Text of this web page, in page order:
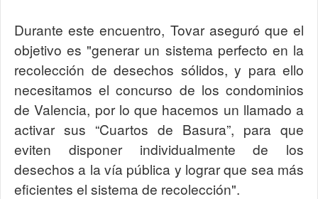
Durante este encuentro, Tovar aseguró que el
objetivo es "generar un sistema perfecto en la
recolección de desechos sólidos, y para ello
necesitamos el concurso de los condominios
de Valencia, por lo que hacemos un llamado a
activar sus “Cuartos de Basura”, para que
eviten disponer individualmente de los
desechos a la vía pública y lograr que sea más
eficientes el sistema de recolección".